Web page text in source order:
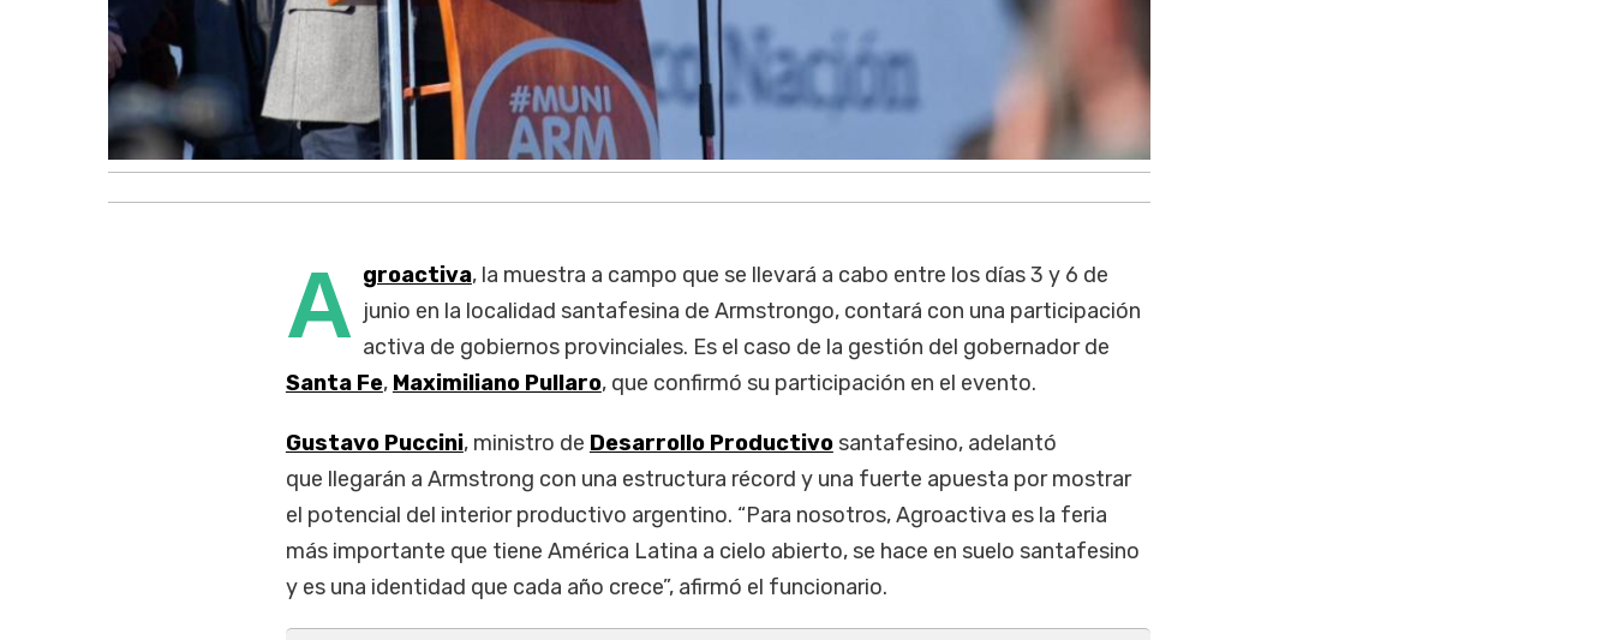
A groactiva, la muestra a campo que se llevará a cabo entre los días 3 y 6 de
junio en la localidad santafesina de Armstrongo, contará con una participación
activa de gobiernos provinciales. Es el caso de la gestión del gobernador de
Santa Fe, Maximiliano Pullaro, que confirmó su participación en el evento.
Gustavo Puccini, ministro de Desarrollo Productivosantafesino, adelantó
que llegarán a Armstrong con una estructura récord y una fuerte apuesta por mostrar
el potencial del interior productivo argentino. “Para nosotros, Agroactiva es la feria
más importante que tiene América Latina a cielo abierto, se hace en suelo santafesino
y es una identidad que cada año crece”, afirmó el funcionario.